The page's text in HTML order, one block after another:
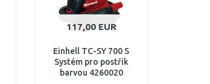
117,00 EUR
Einhell TC-SY 700 S
Systém pro postřik
barvou 4260020